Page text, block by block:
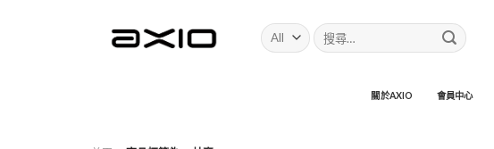
搜
尋:
關於AXIO 會員中心